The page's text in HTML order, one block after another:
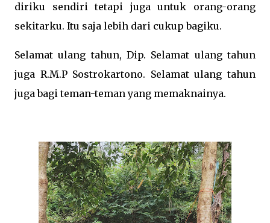
diriku sendiri tetapi juga untuk orang-orang
sekitarku. Itu saja lebih dari cukup bagiku.
Selamat ulang tahun, Dip. Selamat ulang tahun
juga R.M.P Sostrokartono. Selamat ulang tahun
juga bagi teman-teman yang memaknainya.